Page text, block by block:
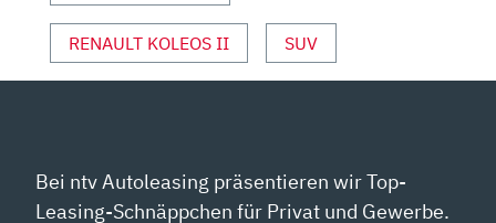
RENAULT KOLEOS II SUV
Bei ntv Autoleasing präsentieren wir Top-
Leasing-Schnäppchen für Privat und Gewerbe.